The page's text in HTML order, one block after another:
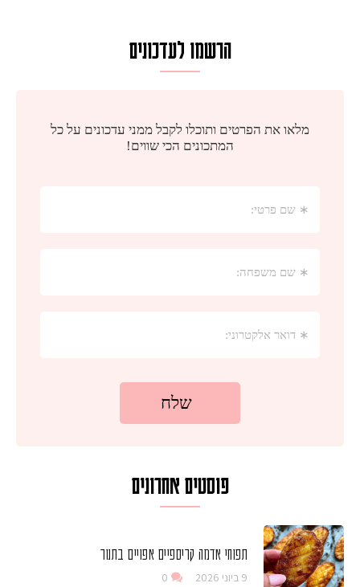
הרשמו לעדכונים
פוסטים אחרונים
תפוחי אדמה קריספיים אפויים בתנור
9 ביוני 2026 0